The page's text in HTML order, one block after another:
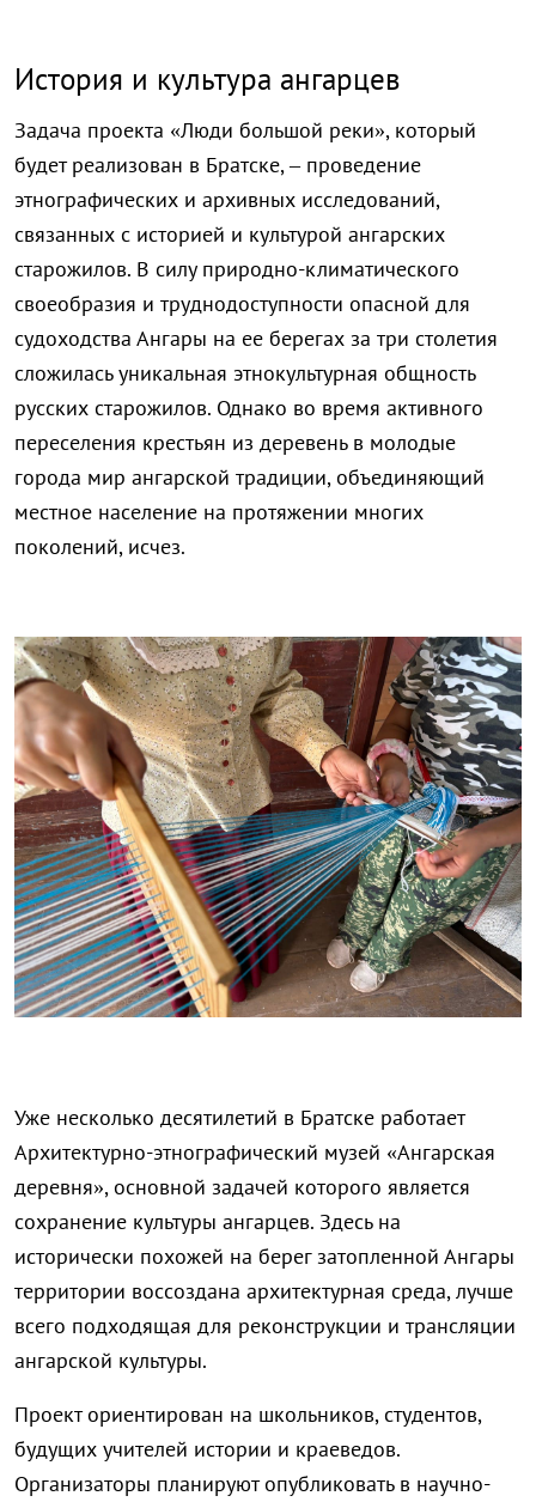
История и культура ангарцев
Задача проекта «Люди большой реки», который
будет реализован в Братске, – проведение
этнографических и архивных исследований,
связанных с историей и культурой ангарских
старожилов. В силу природно-климатического
своеобразия и труднодоступности опасной для
судоходства Ангары на ее берегах за три столетия
сложилась уникальная этнокультурная общность
русских старожилов. Однако во время активного
переселения крестьян из деревень в молодые
города мир ангарской традиции, объединяющий
местное население на протяжении многих
поколений, исчез.
Уже несколько десятилетий в Братске работает
Архитектурно-этнографический музей «Ангарская
деревня», основной задачей которого является
сохранение культуры ангарцев. Здесь на
исторически похожей на берег затопленной Ангары
территории воссоздана архитектурная среда, лучше
всего подходящая для реконструкции и трансляции
ангарской культуры.
Проект ориентирован на школьников, студентов,
будущих учителей истории и краеведов.
Организаторы планируют опубликовать в научно-